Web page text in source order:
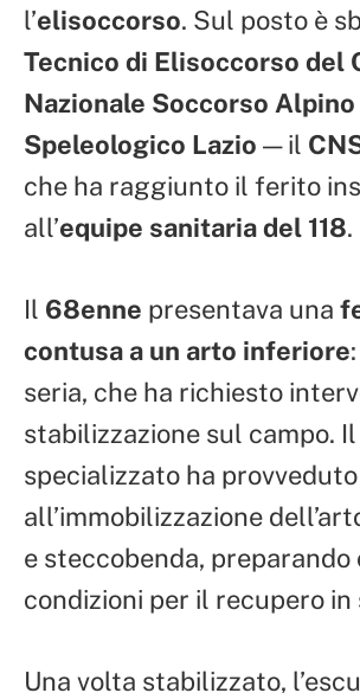
l’elisoccorso. Sul posto è
Tecnico di Elisoccorso del
Nazionale Soccorso Alpino
Speleologico Lazio — il
che ha raggiunto il ferito
all’equipe sanitaria del 118.
Il 68enne presentava una
contusa a un arto inferiore
seria, che ha richiesto
stabilizzazione sul campo.
specializzato ha provveduto
all’immobilizzazione
e steccobenda, preparando
condizioni per il recupero in
Una volta stabilizzato,